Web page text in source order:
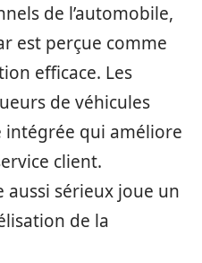
de l’automobile,
est perçue comme
efficace. Les
de véhicules
intégrée qui améliore
client.
aussi sérieux joue un
de la